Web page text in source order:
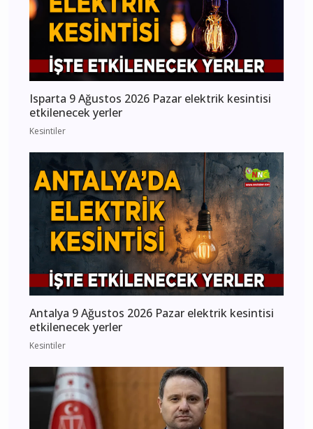
Isparta 9 Ağustos 2026 Pazar elektrik kesintisi
etkilenecek yerler
Kesintiler
Antalya 9 Ağustos 2026 Pazar elektrik kesintisi
etkilenecek yerler
Kesintiler